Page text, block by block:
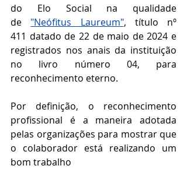
do Elo Social na qualidade
de "Neófitus Laureum", título nº
411 datado de 22 de maio de 2024 e
registrados nos anais da instituição
no livro número 04, para
reconhecimento eterno.
Por definição, o reconhecimento
profissional é a maneira adotada
pelas organizações para mostrar que
o colaborador está realizando um
bom trabalho